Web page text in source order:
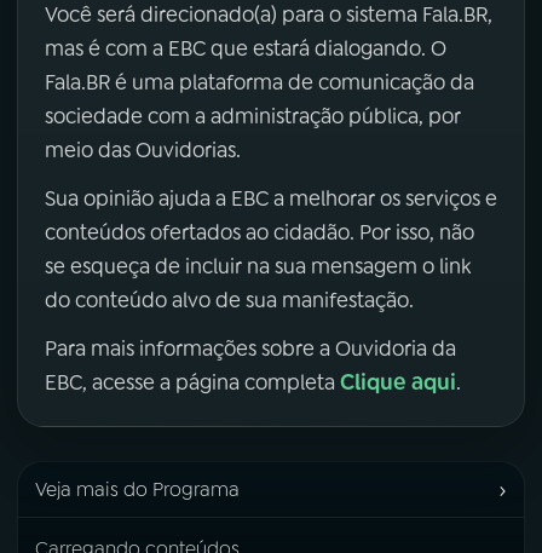
Você será direcionado(a) para o sistema Fala.BR,
mas é com a EBC que estará dialogando. O
Fala.BR é uma plataforma de comunicação da
sociedade com a administração pública, por
meio das Ouvidorias.
Sua opinião ajuda a EBC a melhorar os serviços e
conteúdos ofertados ao cidadão. Por isso, não
se esqueça de incluir na sua mensagem o link
do conteúdo alvo de sua manifestação.
Para mais informações sobre a Ouvidoria da
EBC, acesse a página completa Clique aqui.
Veja mais do Programa ›